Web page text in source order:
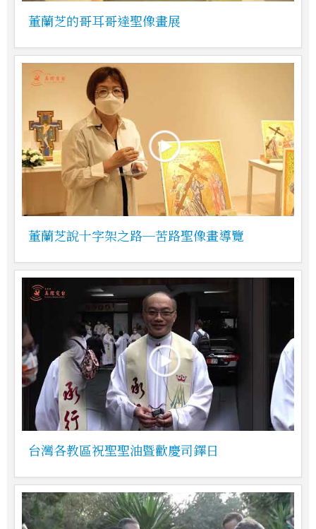
董蘭芝的哥耳哥達聖像畫展
董蘭芝說十字架之路─苦路聖像畫導覽
台灣各教區祝聖聖油暨歡慶司鐸日